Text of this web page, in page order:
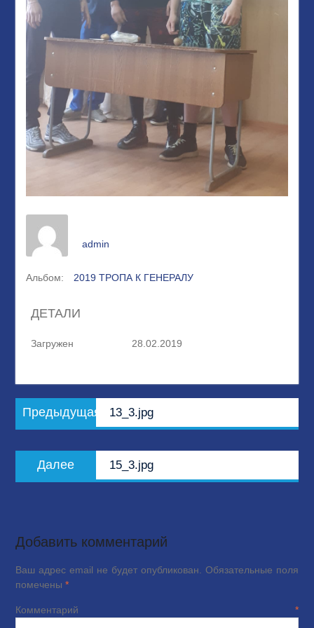
admin
Альбом: 2019 ТРОПА К ГЕНЕРАЛУ
ДЕТАЛИ
Загружен 28.02.2019
Навигация
по
Предыдущая
запись:
13_3.jpg
Далее
запись:
15_3.jpg
Добавить комментарий
Ваш адрес email не будет опубликован.
Обязательные поля
помечены *
Комментарий*